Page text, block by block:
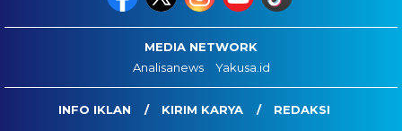
MEDIA NETWORK
Analisanews
Yakusa.id
INFO IKLAN KIRIM KARYA REDAKSI